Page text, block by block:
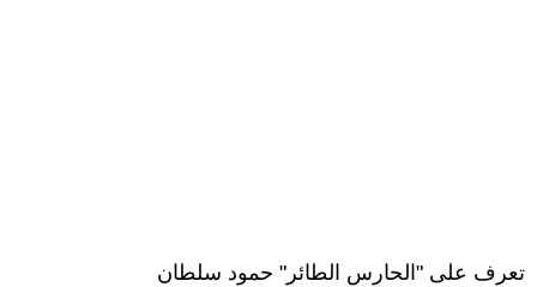
تعرف على "الحارس الطائر" حمود سلطان